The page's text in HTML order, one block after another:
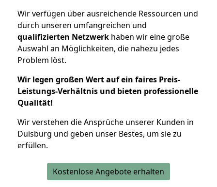
Wir verfügen über ausreichende Ressourcen und
durch unseren umfangreichen und
qualifizierten Netzwerk haben wir eine große
Auswahl an Möglichkeiten, die nahezu jedes
Problem löst.
Wir legen großen Wert auf ein faires Preis-
Leistungs-Verhältnis und bieten professionelle
Qualität!
Wir verstehen die Ansprüche unserer Kunden in
Duisburg und geben unser Bestes, um sie zu
erfüllen.
Kostenlose Angebote erhalten